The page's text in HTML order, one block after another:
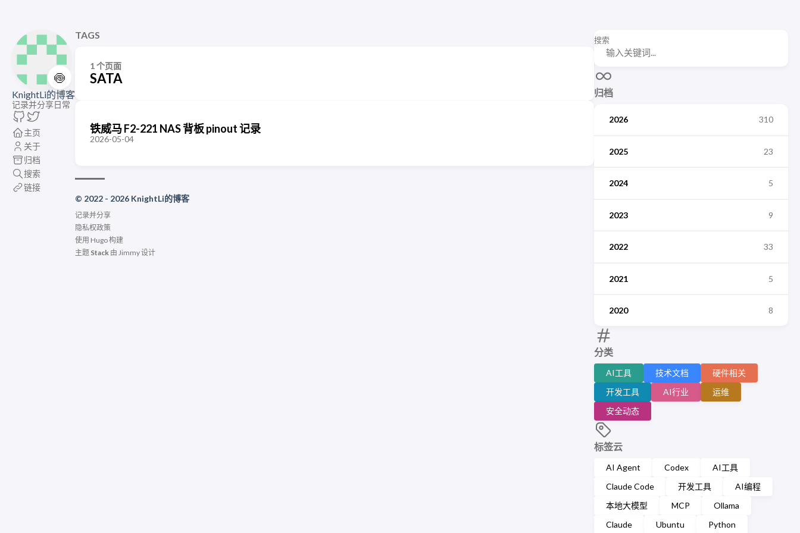
🍥
KnightLi的博客
记录并分享日常
主页
关于
归档
搜索
链接
搜索
归档
2026 310
2025 23
2024 5
2023 9
2022 33
2021 5
2020 8
分类
AI工具 技术文档
硬件相关
开发工具
AI行业
运维
安全动态
标签云
AI Agent Codex
AI工具
Claude Code
开发工具
AI编程
本地大模型
MCP
Ollama
Claude
Ubuntu Python
TAGS
1 个页面
SATA
铁威马 F2-221 NAS 背板 pinout 记录
2026-05-04
© 2022 - 2026 KnightLi的博客
记录并分享
隐私权政策
使用 Hugo构建
主题 Stack 由 Jimmy设计